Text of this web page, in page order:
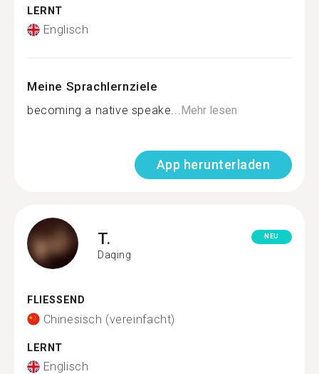
LERNT
Englisch
Meine Sprachlernziele
becoming a native speake...Mehr lesen
App herunterladen
T.
Daqing
NEU
FLIESSEND
Chinesisch (vereinfacht)
LERNT
Englisch